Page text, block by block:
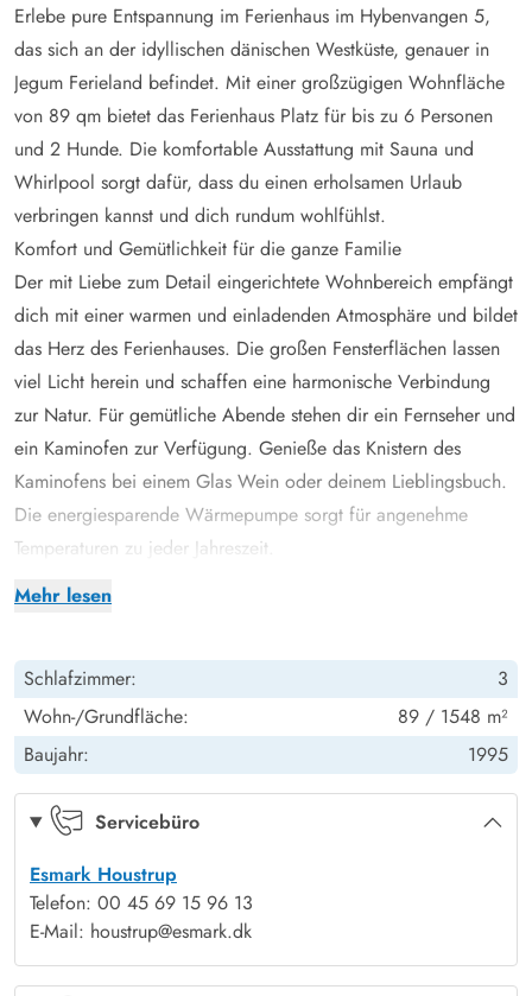
Mehr lesen
Erlebe pure Entspannung im Ferienhaus im Hybenvangen 5,
das sich an der idyllischen dänischen Westküste, genauer in
Jegum Ferieland befindet. Mit einer großzügigen Wohnfläche
von 89 qm bietet das Ferienhaus Platz für bis zu 6 Personen
und 2 Hunde. Die komfortable Ausstattung mit Sauna und
Whirlpool sorgt dafür, dass du einen erholsamen Urlaub
verbringen kannst und dich rundum wohlfühlst.
Komfort und Gemütlichkeit für die ganze Familie
Der mit Liebe zum Detail eingerichtete Wohnbereich empfängt
dich mit einer warmen und einladenden Atmosphäre und bildet
das Herz des Ferienhauses. Die großen Fensterflächen lassen
viel Licht herein und schaffen eine harmonische Verbindung
zur Natur. Für gemütliche Abende stehen dir ein Fernseher und
ein Kaminofen zur Verfügung. Genieße das Knistern des
Kaminofens bei einem Glas Wein oder deinem Lieblingsbuch.
Die energiesparende Wärmepumpe sorgt für angenehme
Temperaturen zu jeder Jahreszeit.
Die gut ausgestattete, offene Küche ist mit einer praktischen
verfügt über 2 praktische Bäder, sodass ihr euch gut aufteilen
könnt. Das größere Badezimmer ist mit einer Sauna und einem
Whirlpool ausgestattet. Hier könnt ihr ausgiebige Saunagänge
oder Bäder im warmen Wasser genießen und die Seele
baumeln lassen.
Doppelbetten und 1 Schlafzimmer mit einem Hochbett –
perfekt für die ganze Familie.
Naturerlebnisse und Entspannung auf der schönen Terrasse im
Hybenvangen 5
Schlafzimmer:
3
Wohn-/Grundfläche:
89 / 1548 m²
Baujahr:
1995
Servicebüro
Esmark Houstrup
Telefon: 00 45 69 15 96 13
E-Mail: houstrup@esmark.dk